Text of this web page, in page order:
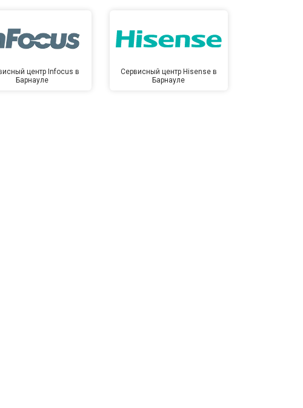
центр Infocus в
Барнауле
Сервисный центр Hisense в
Барнауле